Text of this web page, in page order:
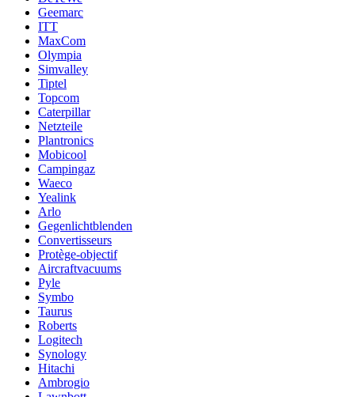
Geemarc
ITT
MaxCom
Olympia
Simvalley
Tiptel
Topcom
Caterpillar
Netzteile
Plantronics
Mobicool
Campingaz
Waeco
Yealink
Arlo
Gegenlichtblenden
Convertisseurs
Protège-objectif
Aircraftvacuums
Pyle
Symbo
Taurus
Roberts
Logitech
Synology
Hitachi
Ambrogio